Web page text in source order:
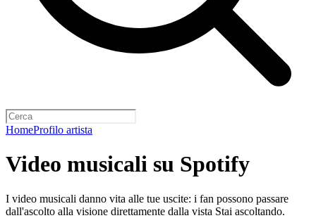
HomeProfilo artista
Video musicali su Spotify
I video musicali danno vita alle tue uscite: i fan possono passare
dall'ascolto alla visione direttamente dalla vista Stai ascoltando.